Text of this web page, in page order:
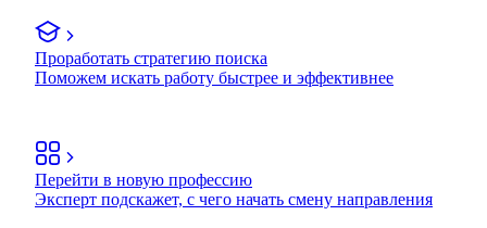
Проработать стратегию поиска
Поможем искать работу быстрее и эффективнее
Перейти в новую профессию
Эксперт подскажет, с чего начать смену направления